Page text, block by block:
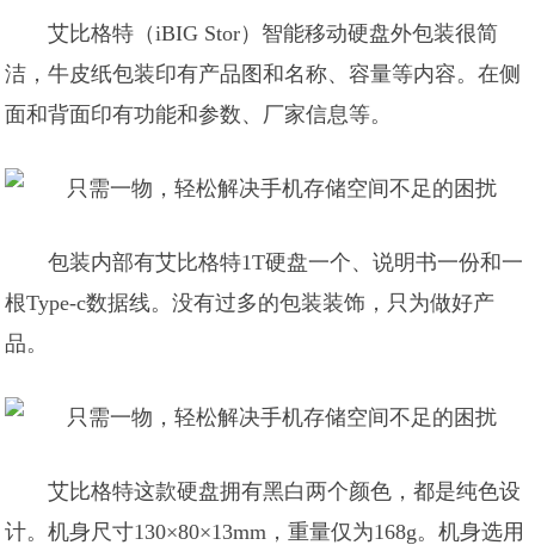
艾比格特（iBIG Stor）智能移动硬盘外包装很简
洁，牛皮纸包装印有产品图和名称、容量等内容。在侧
面和背面印有功能和参数、厂家信息等。
包装内部有艾比格特1T硬盘一个、说明书一份和一
根Type-c数据线。没有过多的包装装饰，只为做好产
品。
艾比格特这款硬盘拥有黑白两个颜色，都是纯色设
计。机身尺寸130×80×13mm，重量仅为168g。机身选用